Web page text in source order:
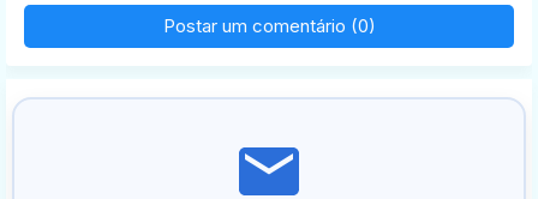
Postar um comentário (0)